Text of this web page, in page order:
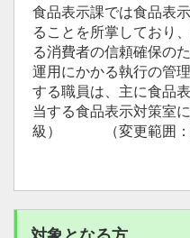
食品表示課では食品表
ることを所掌しており
る消費者の信頼確保の
運用にかかる執行の管
する職員は、主に食品
当する食品表示対策室
級） （変更範囲：